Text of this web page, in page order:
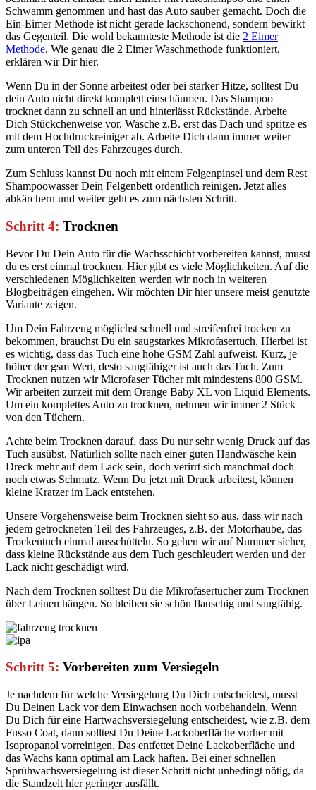
Schwamm genommen und hast das Auto sauber gemacht. Doch die
Ein-Eimer Methode ist nicht gerade lackschonend, sondern bewirkt
das Gegenteil. Die wohl bekannteste Methode ist die 2 Eimer
Methode. Wie genau die 2 Eimer Waschmethode funktioniert,
erklären wir Dir hier.
Wenn Du in der Sonne arbeitest oder bei starker Hitze, solltest Du
dein Auto nicht direkt komplett einschäumen. Das Shampoo
trocknet dann zu schnell an und hinterlässt Rückstände. Arbeite
Dich Stückchenweise vor. Wasche z.B. erst das Dach und spritze es
mit dem Hochdruckreiniger ab. Arbeite Dich dann immer weiter
zum unteren Teil des Fahrzeuges durch.
Zum Schluss kannst Du noch mit einem Felgenpinsel und dem Rest
Shampoowasser Dein Felgenbett ordentlich reinigen. Jetzt alles
abkärchern und weiter geht es zum nächsten Schritt.
Schritt 4: Trocknen
Bevor Du Dein Auto für die Wachsschicht vorbereiten kannst, musst
du es erst einmal trocknen. Hier gibt es viele Möglichkeiten. Auf die
verschiedenen Möglichkeiten werden wir noch in weiteren
Blogbeiträgen eingehen. Wir möchten Dir hier unsere meist genutzte
Variante zeigen.
Um Dein Fahrzeug möglichst schnell und streifenfrei trocken zu
bekommen, brauchst Du ein saugstarkes Mikrofasertuch. Hierbei ist
es wichtig, dass das Tuch eine hohe GSM Zahl aufweist. Kurz, je
höher der gsm Wert, desto saugfähiger ist auch das Tuch. Zum
Trocknen nutzen wir Microfaser Tücher mit mindestens 800 GSM.
Wir arbeiten zurzeit mit dem Orange Baby XL von Liquid Elements.
Um ein komplettes Auto zu trocknen, nehmen wir immer 2 Stück
von den Tüchern.
Achte beim Trocknen darauf, dass Du nur sehr wenig Druck auf das
Tuch ausübst. Natürlich sollte nach einer guten Handwäsche kein
Dreck mehr auf dem Lack sein, doch verirrt sich manchmal doch
noch etwas Schmutz. Wenn Du jetzt mit Druck arbeitest, können
kleine Kratzer im Lack entstehen.
Unsere Vorgehensweise beim Trocknen sieht so aus, dass wir nach
jedem getrockneten Teil des Fahrzeuges, z.B. der Motorhaube, das
Trockentuch einmal ausschütteln. So gehen wir auf Nummer sicher,
dass kleine Rückstände aus dem Tuch geschleudert werden und der
Lack nicht geschädigt wird.
Nach dem Trocknen solltest Du die Mikrofasertücher zum Trocknen
über Leinen hängen. So bleiben sie schön flauschig und saugfähig.
Schritt 5: Vorbereiten zum Versiegeln
Je nachdem für welche Versiegelung Du Dich entscheidest, musst
Du Deinen Lack vor dem Einwachsen noch vorbehandeln. Wenn
Du Dich für eine Hartwachsversiegelung entscheidest, wie z.B. dem
Fusso Coat, dann solltest Du Deine Lackoberfläche vorher mit
Isopropanol vorreinigen. Das entfettet Deine Lackoberfläche und
das Wachs kann optimal am Lack haften. Bei einer schnellen
Sprühwachsversiegelung ist dieser Schritt nicht unbedingt nötig, da
die Standzeit hier geringer ausfällt.